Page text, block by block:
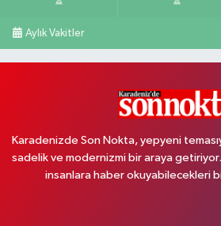
Aylık Vakitler
Karadenizde Son Nokta, yepyeni
sadelik ve modernizmi bir araya
insanlara haber okuyabilecekleri